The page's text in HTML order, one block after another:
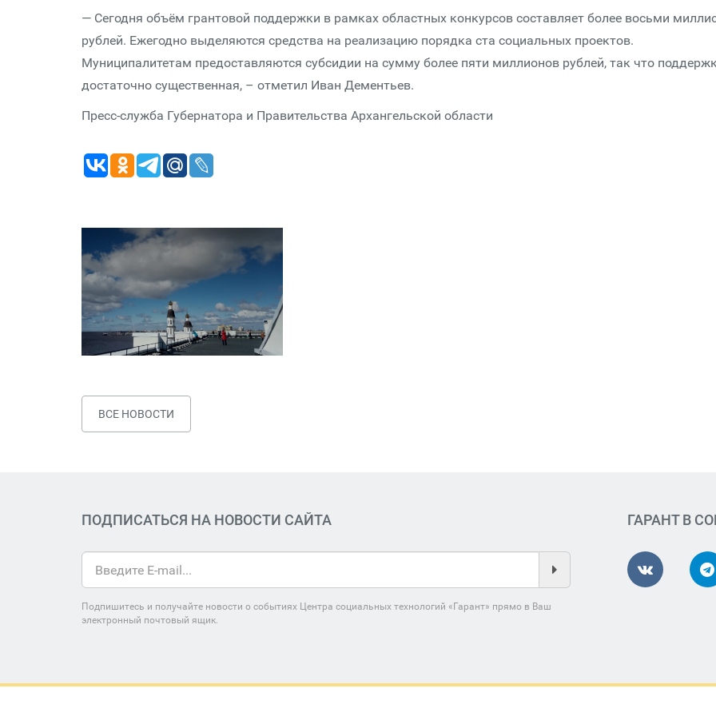
— Сегодня объём грантовой поддержки в рамках областных конкурсов составляет более восьми
рублей. Ежегодно выделяются средства на реализацию порядка ста социальных проектов.
Муниципалитетам предоставляются субсидии на сумму более пяти миллионов рублей, так что
достаточно существенная, – отметил Иван Дементьев.
Пресс-служба Губернатора и Правительства Архангельской области
ВСЕ НОВОСТИ
ПОДПИСАТЬСЯ НА НОВОСТИ САЙТА
Подпишитесь и получайте новости о событиях Центра социальных технологий «Гарант» прямо в Ваш
электронный почтовый ящик.
ГАРАНТ В